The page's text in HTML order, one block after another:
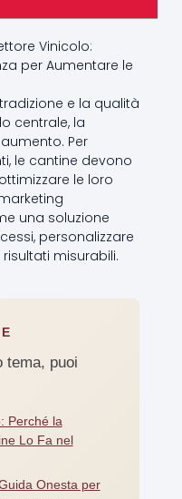
Vinicolo:
per Aumentare le
e la qualità
centrale, la
Per
le cantine devono
le loro
una soluzione
personalizzare
misurabili.
tema, puoi
Perché la
Lo Fa nel
Onesta per